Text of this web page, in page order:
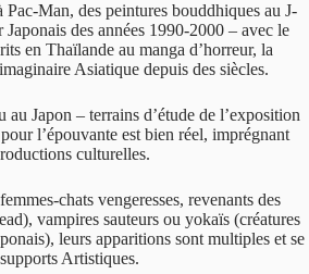
Pac-Man, des peintures bouddhiques au J-
des années 1990-2000 – avec le
en Thaïlande au manga d’horreur, la
Asiatique depuis des siècles.
Japon – terrains d’étude de l’exposition
l’épouvante est bien réel, imprégnant
culturelles.
chats vengeresses, revenants des
vampires sauteurs ou yokaïs (créatures
leurs apparitions sont multiples et se
Artistiques.